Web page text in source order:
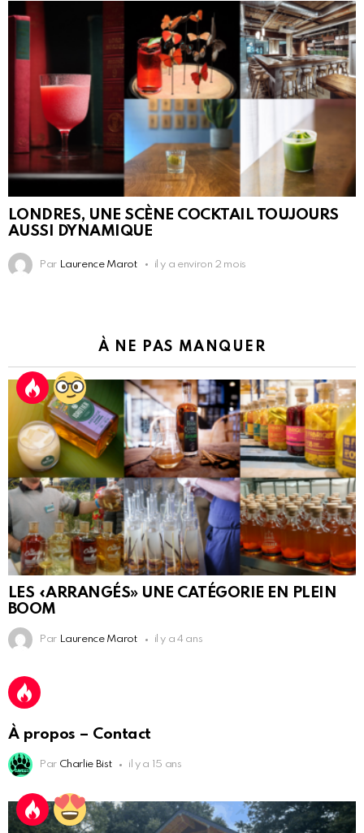
LONDRES, UNE SCÈNE COCKTAIL TOUJOURS
AUSSI DYNAMIQUE
Par Laurence Marot il y a environ 2 mois
À NE PAS MANQUER
LES «ARRANGÉS» UNE CATÉGORIE EN PLEIN
BOOM
Par Laurence Marot il y a 4 ans
À propos – Contact
Par Charlie Bist il y a 15 ans